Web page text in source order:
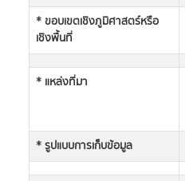
* ขอบเขตเชิงภูมิศาสตร์หรือ
เชิงพื้นที่
* แหล่งที่มา
* รูปแบบการเก็บข้อมูล